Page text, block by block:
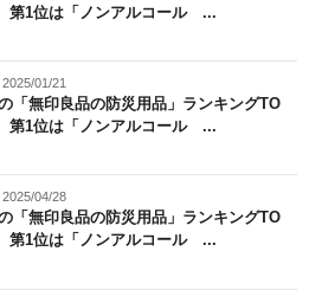
1位は「ノンアルコール ...
01/21
「無印良品の防災用品」ランキングTO
第1位は「ノンアルコール ...
2025/04/28
「無印良品の防災用品」ランキングTO
第1位は「ノンアルコール ...